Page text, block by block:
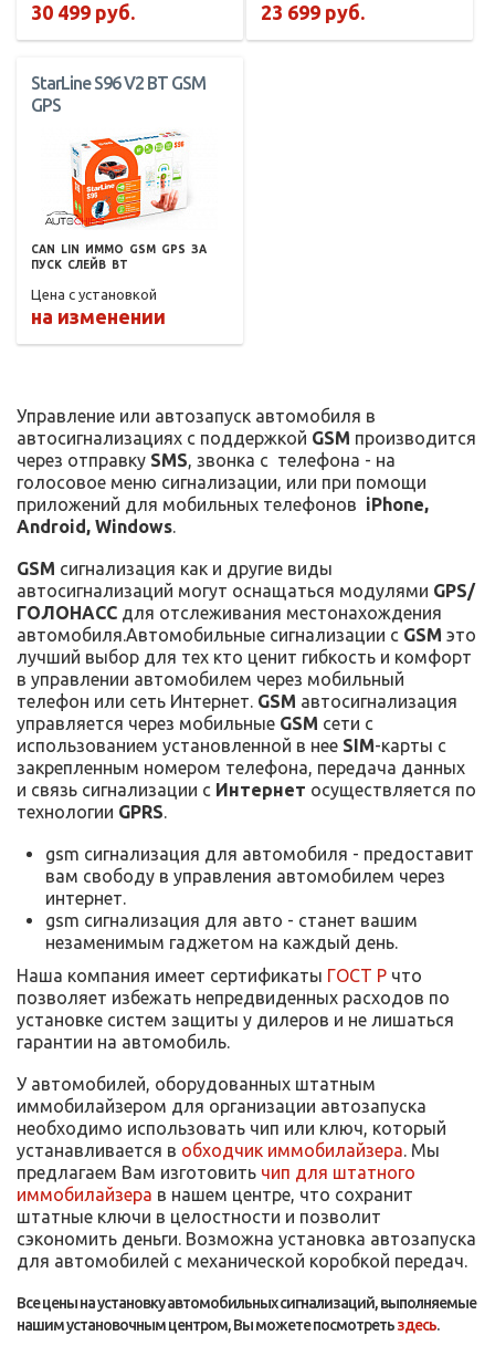
30 499 руб. 23 699 руб.
StarLine S96 V2 BT GSM
GPS
CAN LIN ИММО GSM GPS ЗА
ПУСК СЛЕЙВ BT
Цена с установкой
на изменении
Управление или автозапуск автомобиля в
автосигнализациях с поддержкой GSM производится
через отправку SMS, звонка с телефона - на
голосовое меню сигнализации, или при помощи
приложений для мобильных телефонов iPhone,
Android, Windows.
GSM сигнализация как и другие виды
автосигнализаций могут оснащаться модулями GPS/
ГОЛОНАСС для отслеживания местонахождения
автомобиля.Автомобильные сигнализации с GSM это
лучший выбор для тех кто ценит гибкость и комфорт
в управлении автомобилем через мобильный
телефон или сеть Интернет. GSM автосигнализация
управляется через мобильные GSM сети с
использованием установленной в нее SIM-карты с
закрепленным номером телефона, передача данных
и связь сигнализации с Интернет осуществляется по
технологии GPRS.
gsm сигнализация для автомобиля - предоставит
вам свободу в управления автомобилем через
интернет.
gsm сигнализация для авто - станет вашим
незаменимым гаджетом на каждый день.
Наша компания имеет сертификаты ГОСТ Р что
позволяет избежать непредвиденных расходов по
установке систем защиты у дилеров и не лишаться
гарантии на автомобиль.
У автомобилей, оборудованных штатным
иммобилайзером для организации автозапуска
необходимо использовать чип или ключ, который
устанавливается в обходчик иммобилайзера. Мы
предлагаем Вам изготовить чип для штатного
иммобилайзера в нашем центре, что сохранит
штатные ключи в целостности и позволит
сэкономить деньги. Возможна установка автозапуска
для автомобилей с механической коробкой передач.
Все цены на установку автомобильных сигнализаций, выполняемые
нашим установочным центром, Вы можете посмотретьздесь.